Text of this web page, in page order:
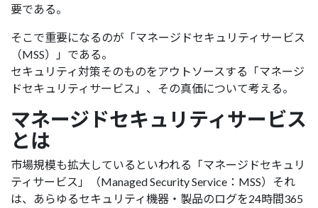
要である。
そこで重要になるのが「マネージドセキュリティサービス
（MSS）」である。
セキュリティ対策そのものをアウトソースする「マネージ
ドセキュリティサービス」、その真価について考える。
マネージドセキュリティサービス
とは
市場規模も拡大しているといわれる「マネージドセキュリ
ティサービス」（Managed Security Service：MSS）それ
は、あらゆるセキュリティ機器・製品のログを24時間365